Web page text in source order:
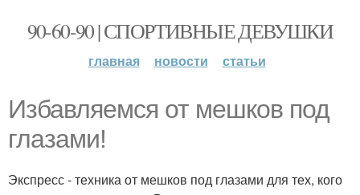
90-60-90 | СПОРТИВНЫЕ ДЕВУШКИ
главная новости статьи
Избавляемся от мешков под
глазами!
Экспресс - техника от мешков под глазами для тех, кого